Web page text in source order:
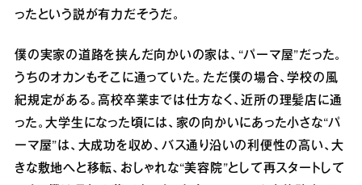
ったという説が有力だそうだ。
僕の実家の道路を挟んだ向かいの家は、“パーマ屋”だった。
うちのオカンもそこに通っていた。ただ僕の場合、学校の風
紀規定がある。高校卒業までは仕方なく、近所の理髪店に通
った。大学生になった頃には、家の向かいにあった小さな“パ
ーマ屋”は、大成功を収め、バス通り沿いの利便性の高い、大
きな敷地へと移転、おしゃれな“美容院”として再スタートして